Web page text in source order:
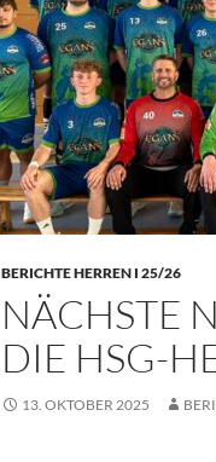
BERICHTE HERREN I 25/26
NÄCHSTE
DIE HSG-
13. OKTOBER 2025